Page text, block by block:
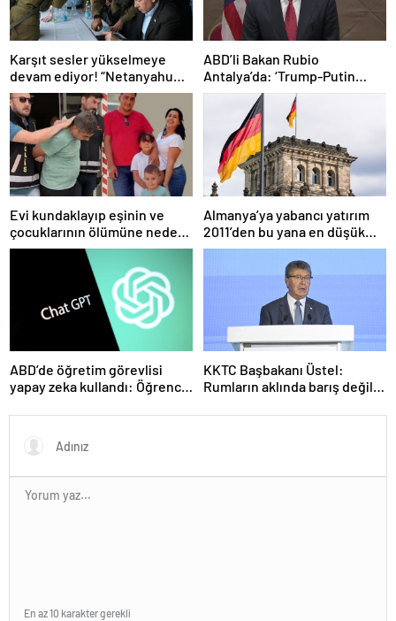
Karşıt sesler yükselmeye
devam ediyor! “Netanyahu
geleceğimizi Gazze’nin
kumlarına gömüyor”
ABD’li Bakan Rubio
Antalya’da: ‘Trump-Putin
görüşmedikçe başaramayız’
Evi kundaklayıp eşinin ve
çocuklarının ölümüne neden
olmuştu! Yeni görüntüler
Almanya’ya yabancı yatırım
2011’den bu yana en düşük
seviyede
ABD’de öğretim görevlisi
yapay zeka kullandı: Öğrenci
KKTC Başbakanı Üstel:
Rumların aklında barış değil
En az 10 karakter gerekli